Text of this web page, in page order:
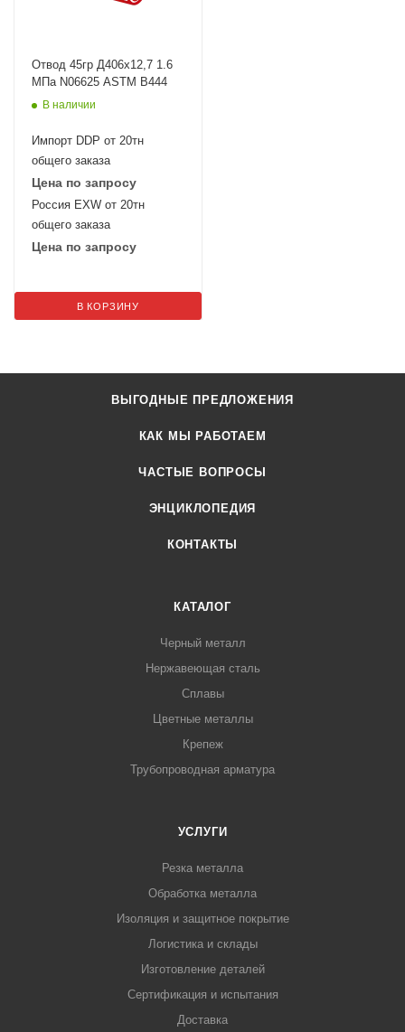
Отвод 45гр Д406х12,7 1.6
МПа N06625 ASTM B444
В наличии
Импорт DDP от 20тн
общего заказа
Цена по запросу
Россия EXW от 20тн
общего заказа
Цена по запросу
В КОРЗИНУ
ВЫГОДНЫЕ ПРЕДЛОЖЕНИЯ
КАК МЫ РАБОТАЕМ
ЧАСТЫЕ ВОПРОСЫ
ЭНЦИКЛОПЕДИЯ
КОНТАКТЫ
КАТАЛОГ
Черный металл
Нержавеющая сталь
Сплавы
Цветные металлы
Крепеж
Трубопроводная арматура
УСЛУГИ
Резка металла
Обработка металла
Изоляция и защитное покрытие
Логистика и склады
Изготовление деталей
Сертификация и испытания
Доставка